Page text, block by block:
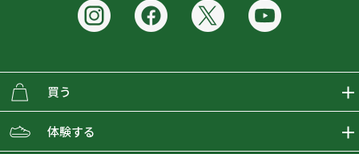
買う
ECMALLの商品をさがす
体験する